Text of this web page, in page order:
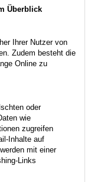
Überblick
Ihrer Nutzer von
Zudem besteht die
Online zu
oder
wie
zugreifen
Inhalte auf
mit einer
Links